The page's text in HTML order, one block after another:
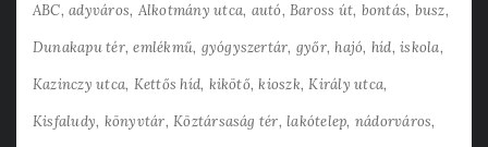
ABC adyváros Alkotmány utca autó Baross út bontás busz
Dunakapu tér emlékmű gyógyszertár győr hajó híd iskola
Kazinczy utca Kettős híd kikötő kioszk Király utca
Kisfaludy könyvtár Köztársaság tér lakótelep nádorváros